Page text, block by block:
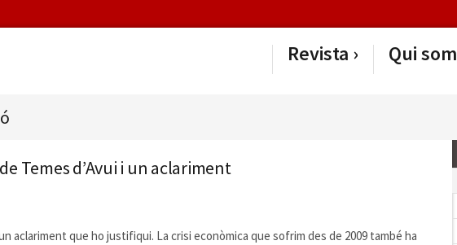
Revista Qui som
Temes d’Avui i un aclariment
aclariment que ho justifiqui. La crisi econòmica que sofrim des de 2009 també ha